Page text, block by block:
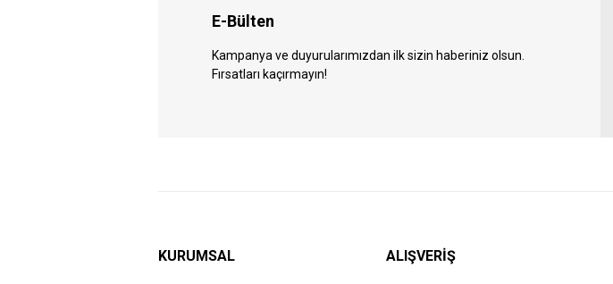
E-Bülten
Kampanya ve duyurularımızdan ilk sizin haberiniz olsun.
Fırsatları kaçırmayın!
KURUMSAL ALIŞVERİŞ